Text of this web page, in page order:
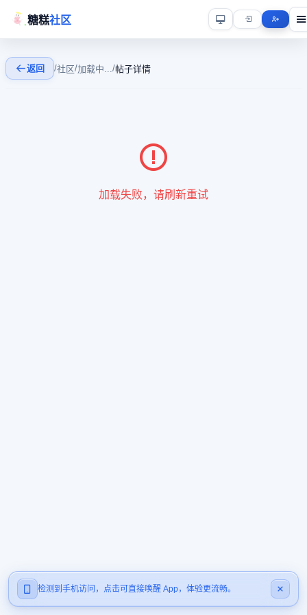
糖糕社区
检测到手机访问，点击可直接唤醒 App，体验更流畅。
返回 /社区/加载中.../帖子详情
加载失败，请刷新重试